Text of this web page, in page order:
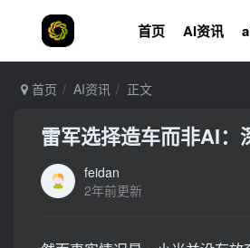
首页 AI资讯
首页 AI资讯 正文
雷军选择造车而非AI：
feidan
2年前更新